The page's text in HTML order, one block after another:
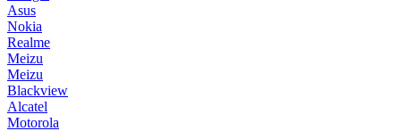
Asus
Nokia
Realme
Meizu
Meizu
Blackview
Alcatel
Motorola